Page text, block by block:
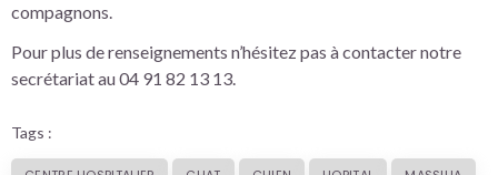
compagnons.
Pour plus de renseignements n’hésitez pas à contacter notre
secrétariat au 04 91 82 13 13.
Tags :